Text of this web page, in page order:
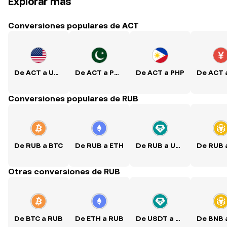
Conversiones populares de ACT
De ACT a USD De ACT a PKR De ACT a PHP
Conversiones populares de RUB
De RUB a BTC De RUB a ETH De RUB a USDT
Otras conversiones de RUB
De BTC a RUB De ETH a RUB De USDT a RUB